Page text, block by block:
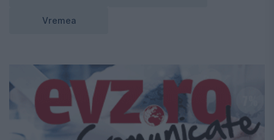
Vremea